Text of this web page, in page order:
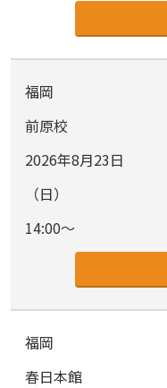
福岡
前原校
2026年8月23日
（日）
14:00～
福岡
春日本館